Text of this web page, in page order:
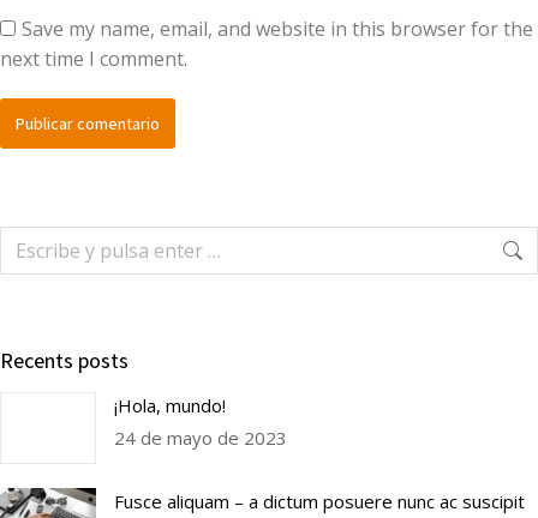
Save my name, email, and website in this browser for the
next time I comment.
Publicar comentario
Recents posts
¡Hola, mundo!
24 de mayo de 2023
Fusce aliquam – a dictum posuere nunc ac suscipit